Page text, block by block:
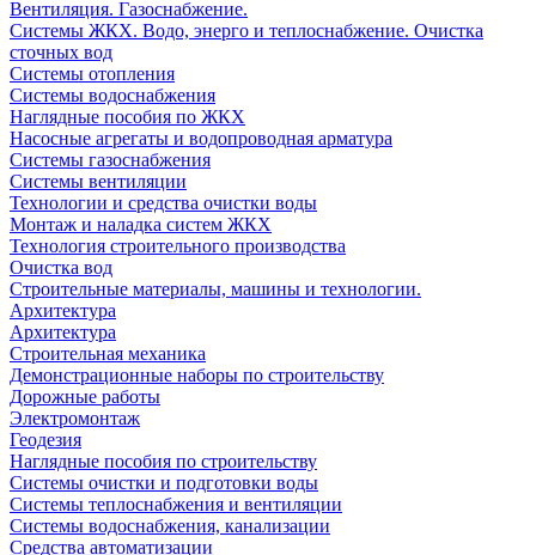
Вентиляция. Газоснабжение.
Системы ЖКХ. Водо, энерго и теплоснабжение. Очистка
сточных вод
Системы отопления
Системы водоснабжения
Наглядные пособия по ЖКХ
Насосные агрегаты и водопроводная арматура
Системы газоснабжения
Системы вентиляции
Технологии и средства очистки воды
Монтаж и наладка систем ЖКХ
Технология строительного производства
Очистка вод
Строительные материалы, машины и технологии.
Архитектура
Архитектура
Cтроительная механика
Демонстрационные наборы по строительству
Дорожные работы
Электромонтаж
Геодезия
Наглядные пособия по строительству
Системы очистки и подготовки воды
Системы теплоснабжения и вентиляции
Системы водоснабжения, канализации
Средства автоматизации